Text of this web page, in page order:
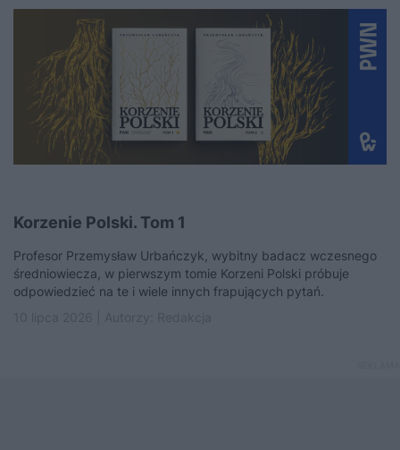
Korzenie Polski. Tom 1
Profesor Przemysław Urbańczyk, wybitny badacz wczesnego
średniowiecza, w pierwszym tomie Korzeni Polski próbuje
odpowiedzieć na te i wiele innych frapujących pytań.